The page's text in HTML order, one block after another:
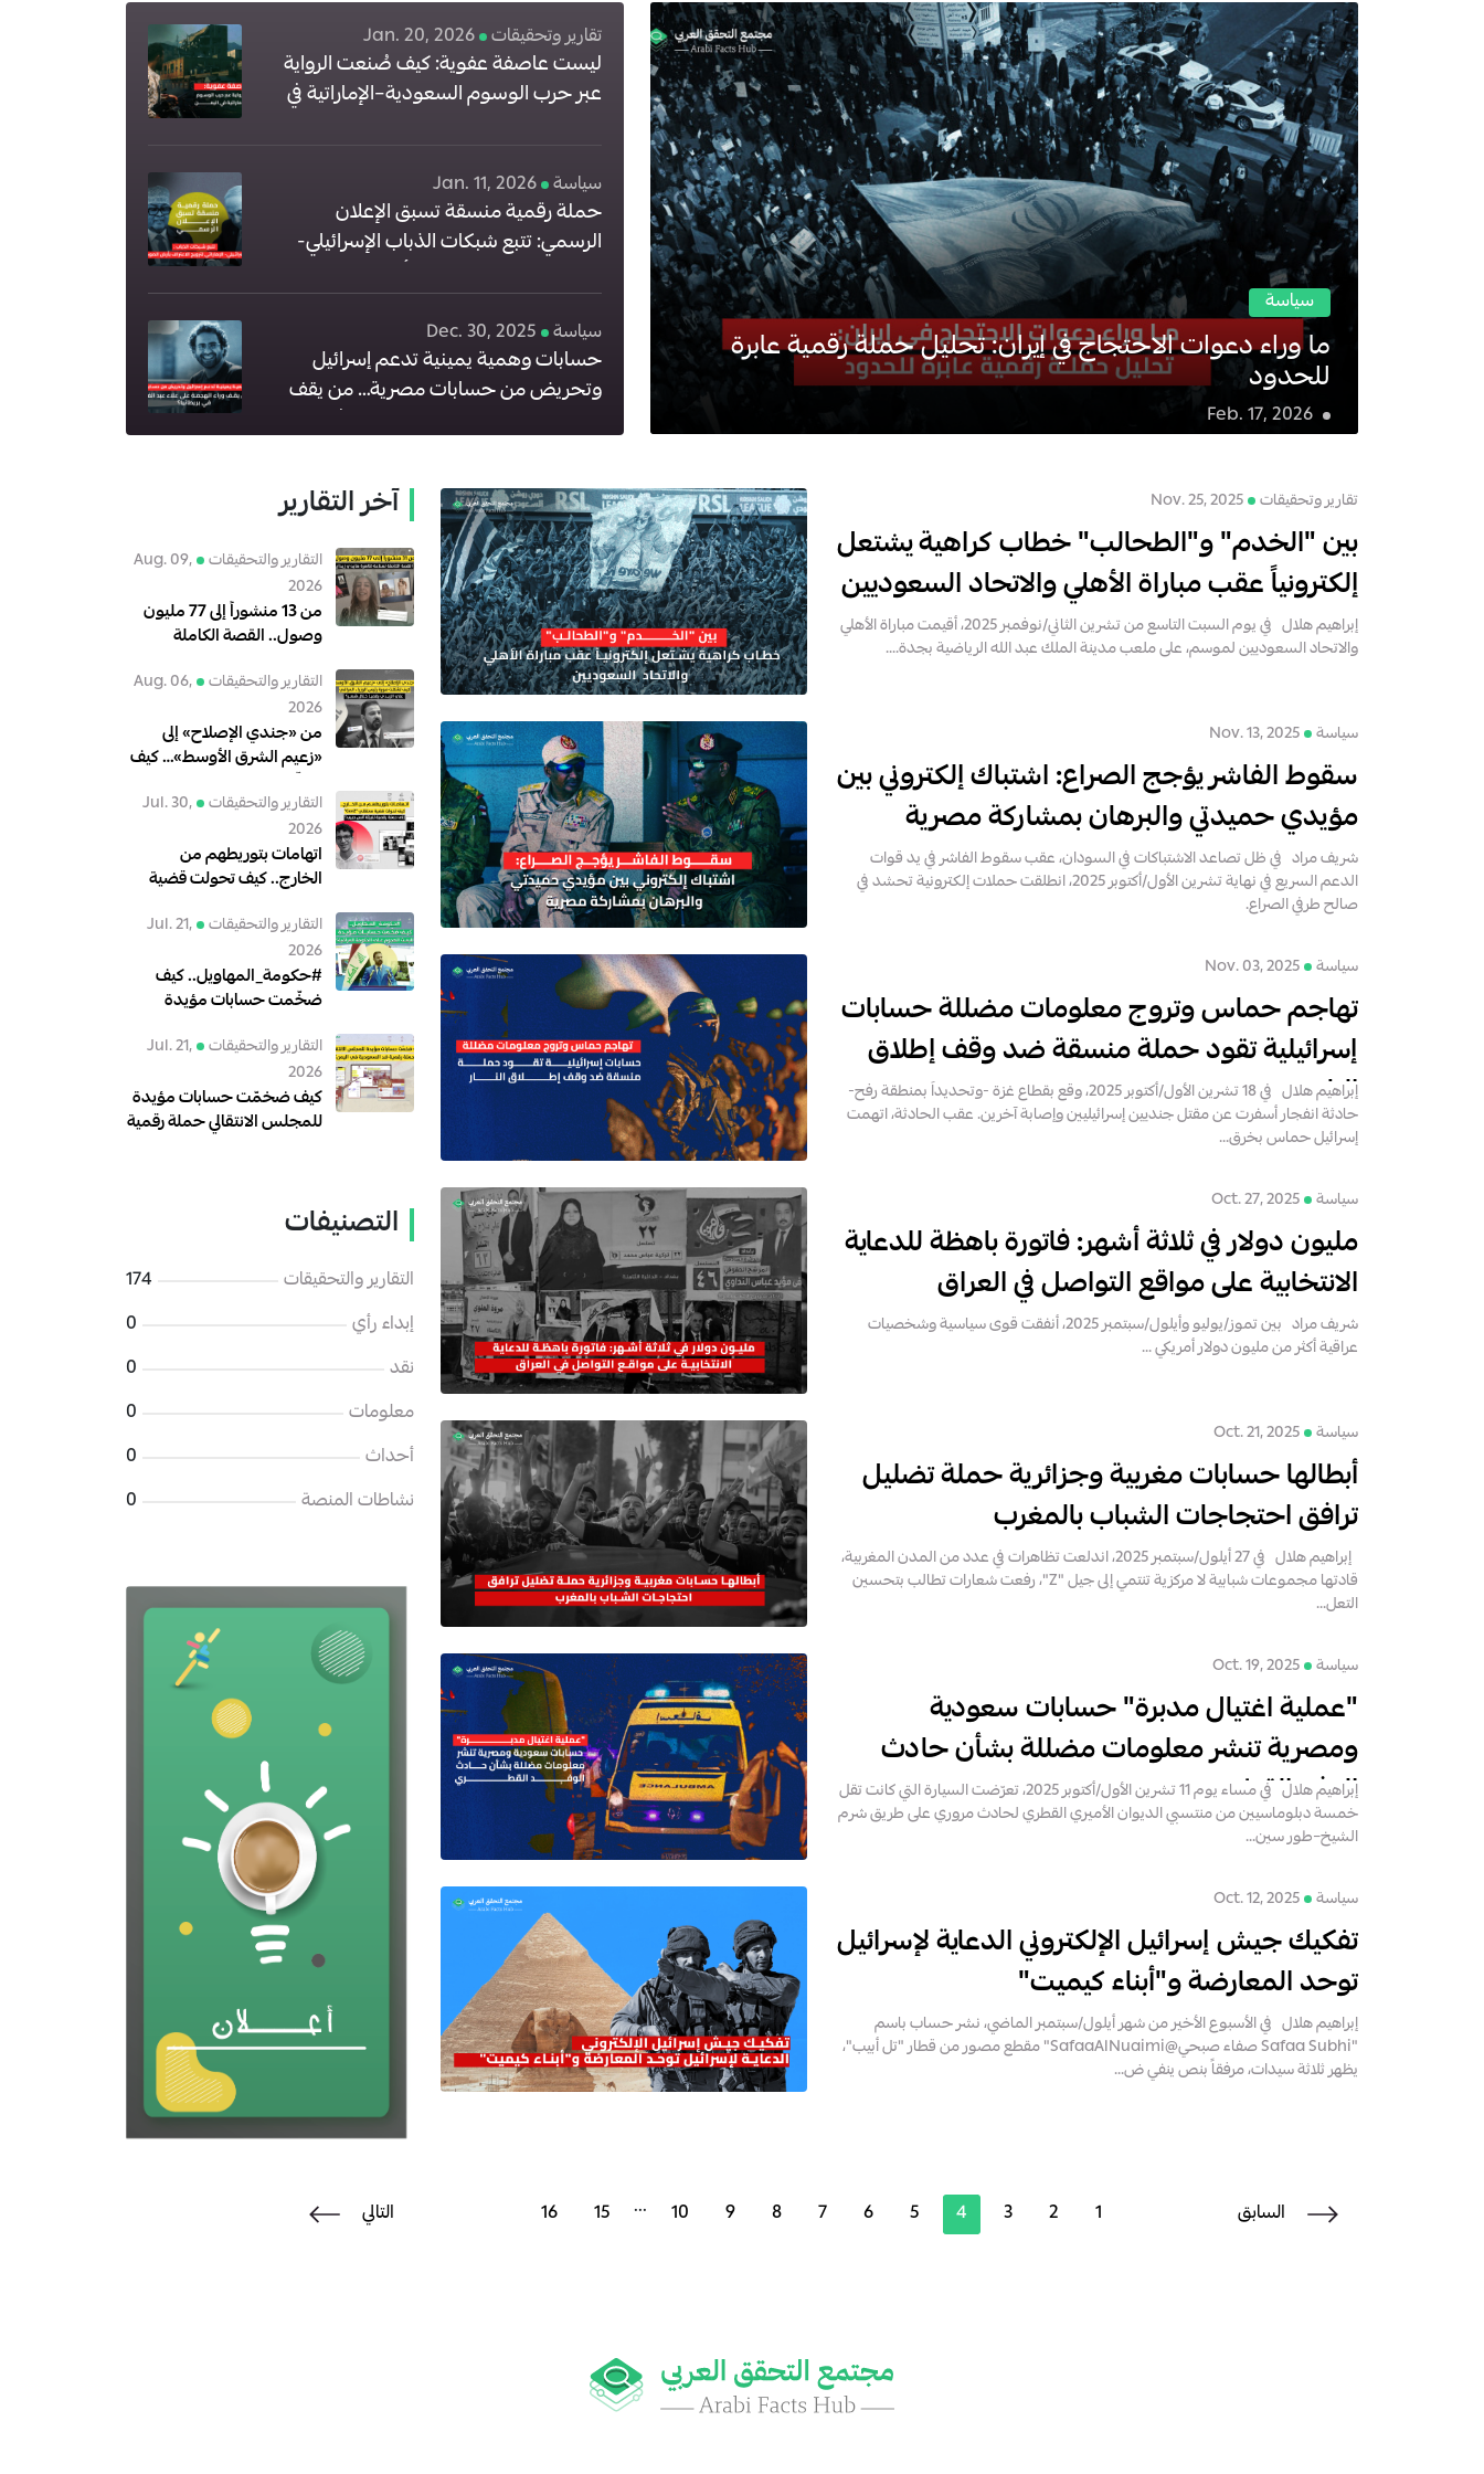
1
4
1
سياسة
ما وراء دعوات الاحتجاج في إيران: تحليل حملة رقمية عابرة
للحدود
Feb. 17, 2026
تقارير وتحقيقات Jan. 20, 2026
ليست عاصفة عفوية: كيف صُنعت الرواية
عبر حرب الوسوم السعودية–الإماراتية في
سياسة Jan. 11, 2026
حملة رقمية منسقة تسبق الإعلان
الرسمي: تتبع شبكات الذباب الإسرائيلي-
سياسة Dec. 30, 2025
حسابات وهمية يمينية تدعم إسرائيل
وتحريض من حسابات مصرية… من يقف
وراء الهجمة على علاء عبد الفتاح في
تقارير وتحقيقات Nov. 25, 2025
بين "الخدم" و"الطحالب" خطاب كراهية يشتعل
إلكترونياً عقب مباراة الأهلي والاتحاد السعوديين
إبراهيم هلال في يوم السبت التاسع من تشرين الثاني/نوفمبر 2025، أقيمت مباراة الأهلي
والاتحاد السعوديين لموسم، على ملعب مدينة الملك عبد الله الرياضية بجدة....
سياسة Nov. 13, 2025
سقوط الفاشر يؤجج الصراع: اشتباك إلكتروني بين
مؤيدي حميدتي والبرهان بمشاركة مصرية
شريف مراد في ظل تصاعد الاشتباكات في السودان، عقب سقوط الفاشر في يد قوات
الدعم السريع في نهاية تشرين الأول/أكتوبر 2025، انطلقت حملات إلكترونية تحشد في
صالح طرفي الصراع.
سياسة Nov. 03, 2025
تهاجم حماس وتروج معلومات مضللة حسابات
إسرائيلية تقود حملة منسقة ضد وقف إطلاق
النار
إبراهيم هلال في 18 تشرين الأول/أكتوبر 2025، وقع بقطاع غزة -وتحديداً بمنطقة رفح-
حادثة انفجار أسفرت عن مقتل جنديين إسرائيليين وإصابة آخرين. عقب الحادثة، اتهمت
إسرائيل حماس بخرق...
سياسة Oct. 27, 2025
مليون دولار في ثلاثة أشهر: فاتورة باهظة للدعاية
الانتخابية على مواقع التواصل في العراق
شريف مراد بين تموز/يوليو وأيلول/سبتمبر 2025، أنفقت قوى سياسية وشخصيات
عراقية أكثر من مليون دولار أمريكي ...
سياسة Oct. 21, 2025
أبطالها حسابات مغربية وجزائرية حملة تضليل
ترافق احتجاجات الشباب بالمغرب
إبراهيم هلال في 27 أيلول/سبتمبر 2025، اندلعت تظاهرات في عدد من المدن المغربية،
قادتها مجموعات شبابية لا مركزية تنتمي إلى جيل "Z"، رفعت شعارات تطالب بتحسين
التعل...
سياسة Oct. 19, 2025
"عملية اغتيال مدبرة" حسابات سعودية
ومصرية تنشر معلومات مضللة بشأن حادث
الوفد القطري
إبراهيم هلال في مساء يوم 11 تشرين الأول/أكتوبر 2025، تعرّضت السيارة التي كانت تقل
خمسة دبلوماسيين من منتسبي الديوان الأميري القطري لحادث مروري على طريق شرم
الشيخ–طور سين...
سياسة Oct. 12, 2025
تفكيك جيش إسرائيل الإلكتروني الدعاية لإسرائيل
توحد المعارضة و"أبناء كيميت"
إبراهيم هلال في الأسبوع الأخير من شهر أيلول/سبتمبر الماضي، نشر حساب باسم
"Safaa Subhi صفاء صبحي@SafaaAlNuaimi" مقطع مصور من قطار "تل أبيب"،
يظهر ثلاثة سيدات، مرفقاً بنص ينفي ض...
آخر التقارير
التقارير والتحقيقات
Aug. 09,
2026
من 13 منشوراً إلى 77 مليون
وصول.. القصة الكاملة
التقارير والتحقيقات
Aug. 06,
2026
من «جندي الإصلاح» إلى
«زعيم الشرق الأوسط»… كيف
العراقي علي الزيدي رقمياً خلال
شهر؟
التقارير والتحقيقات
Jul. 30,
2026
اتهامات بتوريطهم من
الخارج.. كيف تحولت قضية
رقمية لتبرئة أنس حبيب؟
التقارير والتحقيقات
Jul. 21,
2026
#حكومة_المهاويل.. كيف
ضخّمت حسابات مؤيدة
العراقية؟
التقارير والتحقيقات
Jul. 21,
2026
كيف ضخمّت حسابات مؤيدة
للمجلس الانتقالي حملة رقمية
التصنيفات
التقارير والتحقيقات
174
إبداء رأي
0
نقد
0
معلومات
0
أحداث
0
نشاطات المنصة
0
السابق 1
2
3
4
5
6
7
8
9
10
...
15
16 التالي